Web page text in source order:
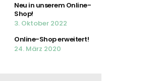
Neu in unserem Online-
Shop!
3. Oktober 2022
Online-Shop erweitert!
24. März 2020